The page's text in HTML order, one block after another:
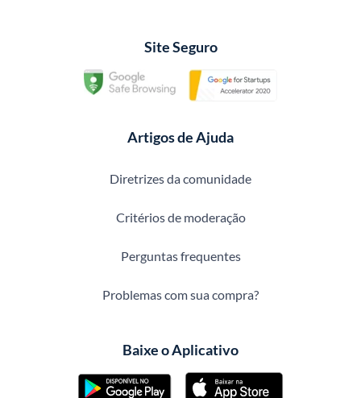
Site Seguro
Artigos de Ajuda
Diretrizes da comunidade
Critérios de moderação
Perguntas frequentes
Problemas com sua compra?
Baixe o Aplicativo